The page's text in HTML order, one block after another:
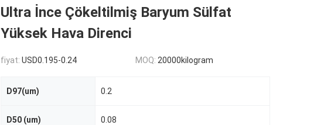
Ultra İnce Çökeltilmiş Baryum Sülfat
Yüksek Hava Direnci
fiyat: USD0.195-0.24 MOQ: 20000kilogram
D97(um) 0.2
D50 (um) 0.08